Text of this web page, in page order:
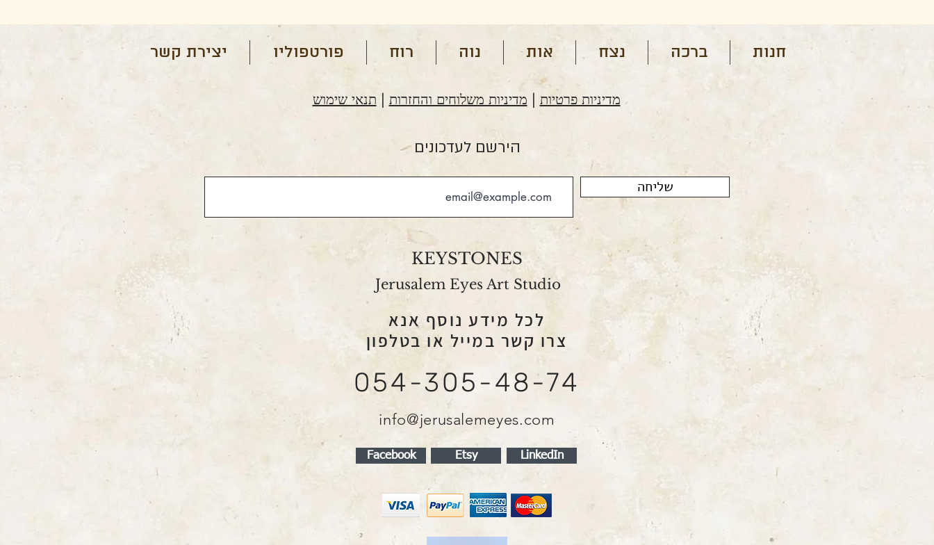
יצירת קשר פורטפוליו רוח נוה אות נצח ברכה חנות
מדיניות פרטיות מדיניות משלוחים והחזרות תנאי שימוש
הירשם לעדכונים
שליחה
KEYSTONES
Jerusalem Eyes Art Studio
לכל מידע נוסף אנא
צרו קשר במייל או בטלפון
054-305-48-74
info@jerusalemeyes.com
Facebook Etsy LinkedIn